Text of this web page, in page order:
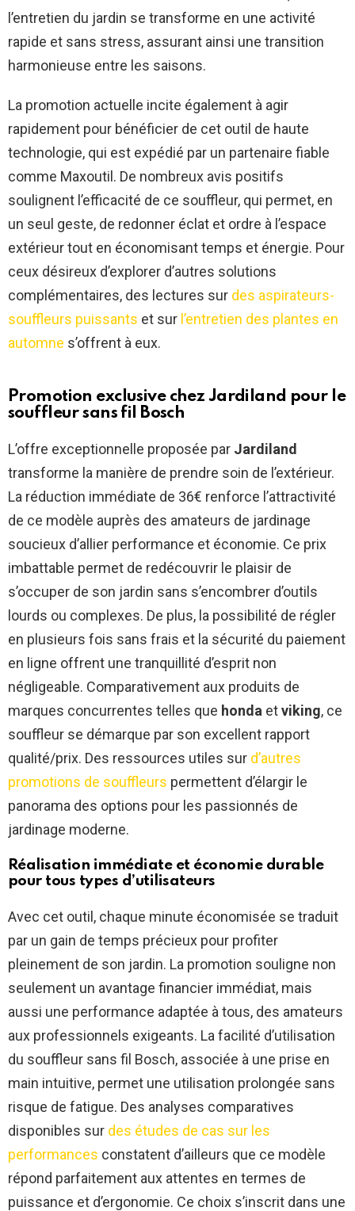
l’entretien du jardin se transforme en une activité
rapide et sans stress, assurant ainsi une transition
harmonieuse entre les saisons.
La promotion actuelle incite également à agir
rapidement pour bénéficier de cet outil de haute
technologie, qui est expédié par un partenaire fiable
comme Maxoutil. De nombreux avis positifs
soulignent l’efficacité de ce souffleur, qui permet, en
un seul geste, de redonner éclat et ordre à l’espace
extérieur tout en économisant temps et énergie. Pour
ceux désireux d’explorer d’autres solutions
complémentaires, des lectures sur des aspirateurs-
souffleurs puissants et sur l’entretien des plantes en
automne s’offrent à eux.
Promotion exclusive chez Jardiland pour le
souffleur sans fil Bosch
L’offre exceptionnelle proposée par Jardiland
transforme la manière de prendre soin de l’extérieur.
La réduction immédiate de 36€ renforce l’attractivité
de ce modèle auprès des amateurs de jardinage
soucieux d’allier performance et économie. Ce prix
imbattable permet de redécouvrir le plaisir de
s’occuper de son jardin sans s’encombrer d’outils
lourds ou complexes. De plus, la possibilité de régler
en plusieurs fois sans frais et la sécurité du paiement
en ligne offrent une tranquillité d’esprit non
négligeable. Comparativement aux produits de
marques concurrentes telles que honda etviking, ce
souffleur se démarque par son excellent rapport
qualité/prix. Des ressources utiles sur d’autres
promotions de souffleurs permettent d’élargir le
panorama des options pour les passionnés de
jardinage moderne.
Réalisation immédiate et économie durable
pour tous types d’utilisateurs
Avec cet outil, chaque minute économisée se traduit
par un gain de temps précieux pour profiter
pleinement de son jardin. La promotion souligne non
seulement un avantage financier immédiat, mais
aussi une performance adaptée à tous, des amateurs
aux professionnels exigeants. La facilité d’utilisation
du souffleur sans fil Bosch, associée à une prise en
main intuitive, permet une utilisation prolongée sans
risque de fatigue. Des analyses comparatives
disponibles sur des études de cas sur les
performances constatent d’ailleurs que ce modèle
répond parfaitement aux attentes en termes de
puissance et d’ergonomie. Ce choix s’inscrit dans une